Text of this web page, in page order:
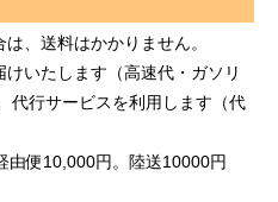
、送料はかかりません。
いたします（高速代・ガソリ
代行サービスを利用します（代
由便10,000円。陸送10000円